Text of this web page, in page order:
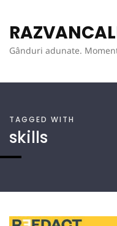
Gânduri adunate.
TAGGED WITH
skills